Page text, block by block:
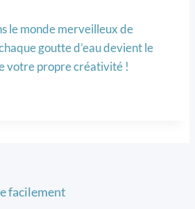
le monde merveilleux de
goutte d’eau devient le
votre propre créativité !
facilement